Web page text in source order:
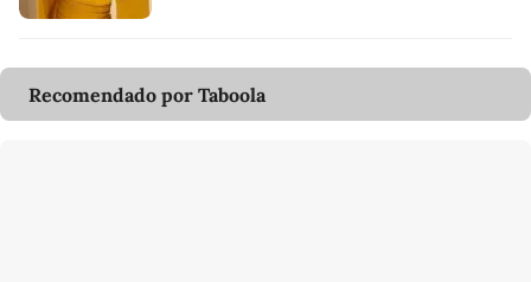
Recomendado por Taboola